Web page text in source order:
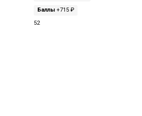
Баллы+715 ₽
52